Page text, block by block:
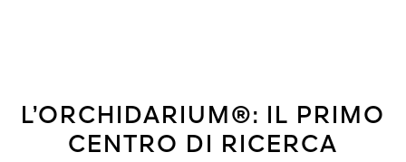
L’ORCHIDARIUM®: IL PRIMO
CENTRO DI RICERCA